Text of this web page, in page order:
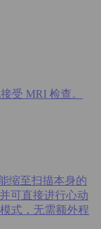
受 MRI 检查。
缩至扫描本身的
可直接进行心动
式，无需额外程